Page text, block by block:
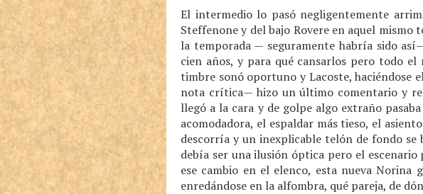
El intermedio lo pasó negligentemente
Steffenone y del bajo Rovere en aquel
la temporada — seguramente habría sido
cien años, y para qué cansarlos pero todo
timbre sonó oportuno y Lacoste, haciéndose
nota crítica— hizo un último comentario y
llegó a la cara y de golpe algo extraño
acomodadora, el espaldar más tieso, el
descorría y un inexplicable telón de fondo
debía ser una ilusión óptica pero el
ese cambio en el elenco, esta nueva
enredándose en la alfombra, qué pareja, de